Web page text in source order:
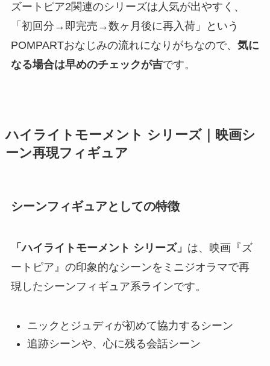
ズートピア2関連のシリーズは人気が出やすく、
「初回分→即完売→数ヶ月後に再入荷」という
POMPARTおなじみの流れになりがちなので、 気に
なる場合は早めのチェックが吉です。
ハイライトモーメント シリーズ｜映画シ
ーン再現フィギュア
シーンフィギュアとしての特徴
「ハイライトモーメント シリーズ」 は、映画『ズ
ートピア』の印象的なシーンをミニジオラマで再
現したシーンフィギュア系ラインです。
ニックとジュディが初めて協力するシーン
追跡シーンや、心に残る会話シーン